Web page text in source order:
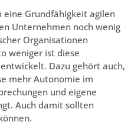
eine Grundfähigkeit agilen
Unternehmen noch wenig
Organisationen
weniger ist diese
Dazu gehört auch,
mehr Autonomie im
und eigene
Auch damit sollten